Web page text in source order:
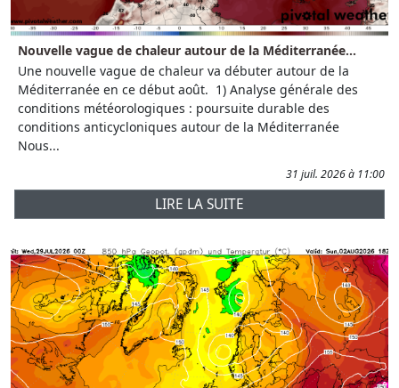
Nouvelle vague de chaleur autour de la Méditerranée...
Une nouvelle vague de chaleur va débuter autour de la
Méditerranée en ce début août. 1) Analyse générale des
conditions météorologiques : poursuite durable des
conditions anticycloniques autour de la Méditerranée
Nous...
31 juil. 2026 à 11:00
LIRE LA SUITE